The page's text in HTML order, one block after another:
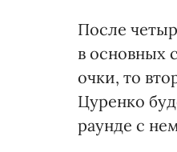
После
в основных
очки, то
Цуренко
раунде с